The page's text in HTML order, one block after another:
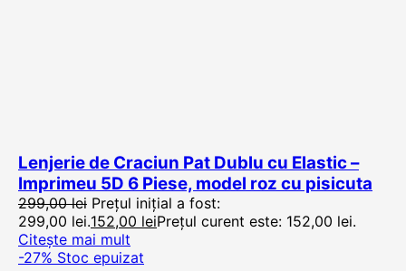
Lenjerie de Craciun Pat Dublu cu Elastic –
Imprimeu 5D 6 Piese, model roz cu pisicuta
299,00lei Prețul inițial a fost:
299,00 lei.152,00 leiPrețul curent este: 152,00 lei.
Citește mai mult
-27% Stoc epuizat